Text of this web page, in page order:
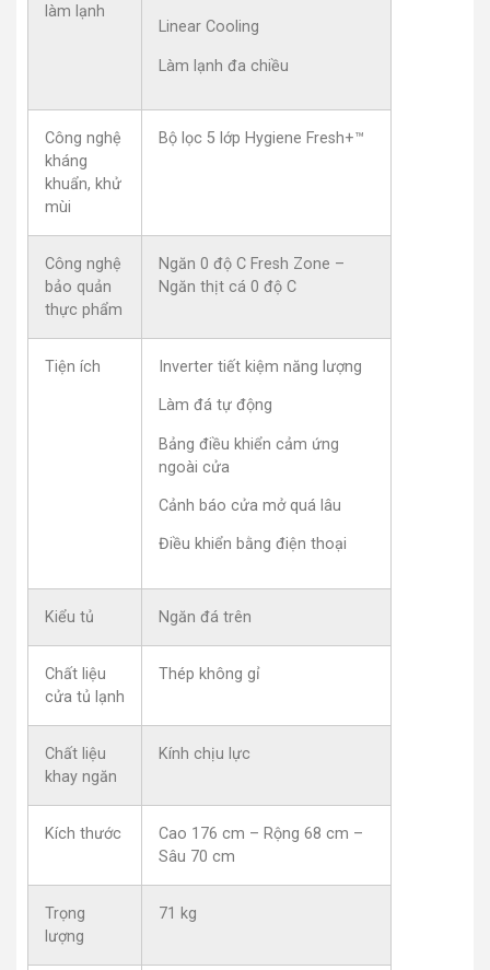
làm lạnh
Linear Cooling
Làm lạnh đa chiều
Công nghệ
kháng
khuẩn, khử
mùi
Bộ lọc 5 lớp Hygiene Fresh+™
Công nghệ
bảo quản
thực phẩm
Ngăn 0 độ C Fresh Zone –
Ngăn thịt cá 0 độ C
Tiện ích Inverter tiết kiệm năng lượng
Làm đá tự động
Bảng điều khiển cảm ứng
ngoài cửa
Cảnh báo cửa mở quá lâu
Điều khiển bằng điện thoại
Kiểu tủ Ngăn đá trên
Chất liệu
cửa tủ lạnh
Thép không gỉ
Chất liệu
khay ngăn
Kính chịu lực
Kích thước
Cao 176 cm – Rộng 68 cm –
Sâu 70 cm
Trọng
lượng
71 kg